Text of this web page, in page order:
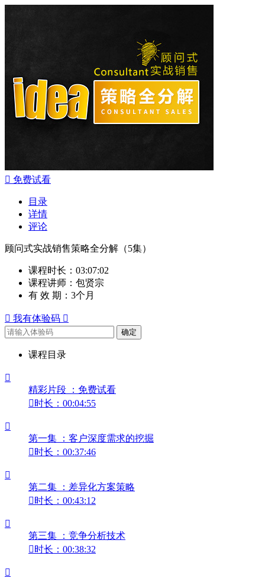
 免费试看
目录
详情
评论
顾问式实战销售策略全分解（5集）
课程时长： 03:07:02
课程讲师： 包贤宗
有 效 期： 3个月
 我有体验码 
确定
课程目录

精彩片段 ：免费试看
时长：00:04:55

第一集 ：客户深度需求的挖掘
时长：00:37:46

第二集 ：差异化方案策略
时长：00:43:12

第三集 ：竞争分析技术
时长：00:38:32
